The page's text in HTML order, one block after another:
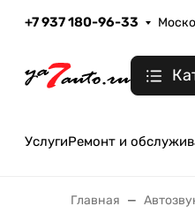
+7 937 180-96-33
УслугиРемонт и
Главная